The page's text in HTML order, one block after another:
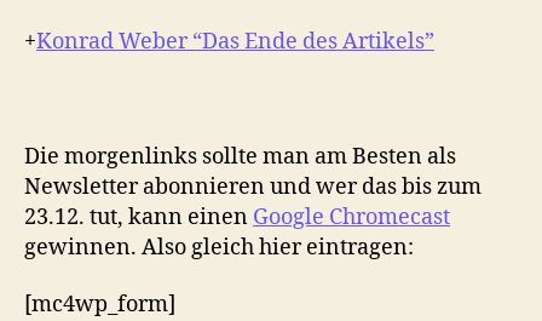
+Konrad Weber “Das Ende des Artikels”
Die morgenlinks sollte man am Besten als
Newsletter abonnieren und wer das bis zum
23.12. tut, kann einen Google Chromecast
gewinnen. Also gleich hier eintragen:
[mc4wp_form]